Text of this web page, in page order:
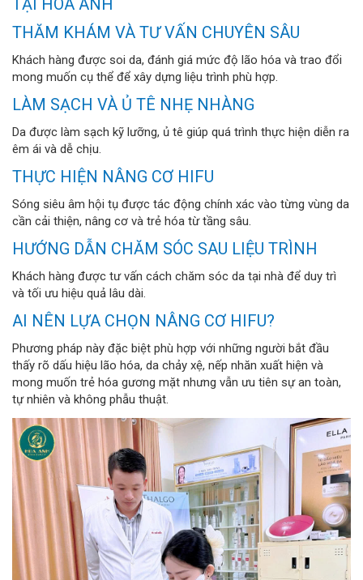
THĂM KHÁM VÀ TƯ VẤN CHUYÊN SÂU
Khách hàng được soi da, đánh giá mức độ lão hóa và trao đổi
mong muốn cụ thể để xây dựng liệu trình phù hợp.
LÀM SẠCH VÀ Ủ TÊ NHẸ NHÀNG
Da được làm sạch kỹ lưỡng, ủ tê giúp quá trình thực hiện diễn ra
êm ái và dễ chịu.
THỰC HIỆN NÂNG CƠ HIFU
Sóng siêu âm hội tụ được tác động chính xác vào từng vùng da
cần cải thiện, nâng cơ và trẻ hóa từ tầng sâu.
HƯỚNG DẪN CHĂM SÓC SAU LIỆU TRÌNH
Khách hàng được tư vấn cách chăm sóc da tại nhà để duy trì
và tối ưu hiệu quả lâu dài.
AI NÊN LỰA CHỌN NÂNG CƠ HIFU?
Phương pháp này đặc biệt phù hợp với những người bắt đầu
thấy rõ dấu hiệu lão hóa, da chảy xệ, nếp nhăn xuất hiện và
mong muốn trẻ hóa gương mặt nhưng vẫn ưu tiên sự an toàn,
tự nhiên và không phẫu thuật.